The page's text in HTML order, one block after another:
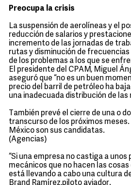
Preocupa la crisis
La suspensión de aerolíneas y el
reducción de salarios y
incremento de las jornadas de
rutas y disminución de frecuencias
de los problemas a los que se
El presidente del CPAM, Miguel
aseguró que “no es un buen
precio del barril de petróleo ha
una inadecuada distribución de las
También prevé el cierre de una o
transcurso de los próximos meses.
México son sus candidatas.
(Agencias)
“Si una empresa no castiga a unos
mecánicos que no hacen las
está llevando a cabo una cultura
Brand Ramírez,piloto aviador.